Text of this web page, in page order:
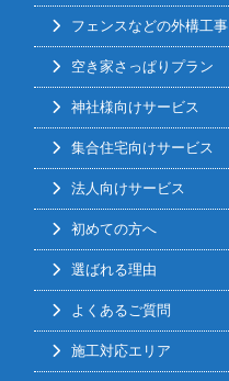
フェンスなどの外構工事
空き家さっぱりプラン
神社様向けサービス
集合住宅向けサービス
法人向けサービス
初めての方へ
選ばれる理由
よくあるご質問
施工対応エリア